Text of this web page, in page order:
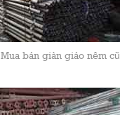
Mua bán giàn giáo nêm cũ